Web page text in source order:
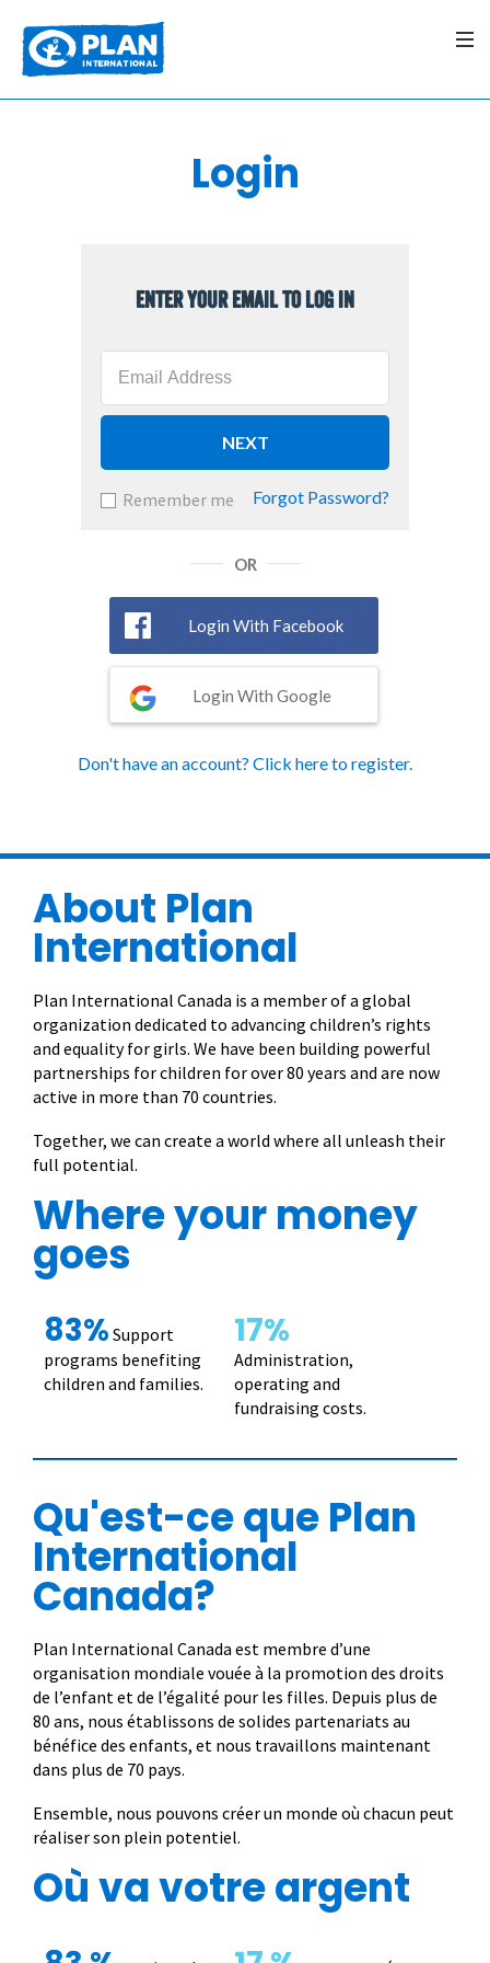
Login
Enter your email to log in
NEXT
Remember me Forgot Password?
OR
Login With Facebook
Login With Google
Don't have an account? Click here to register.
About Plan
International
Plan International Canada is a member of a global
organization dedicated to advancing children’s rights
and equality for girls. We have been building powerful
partnerships for children for over 80 years and are now
active in more than 70 countries.
Together, we can create a world where all unleash their
full potential.
Where your money
goes
83% Support
programs benefiting
children and families.
17%
Administration,
operating and
fundraising costs.
Qu'est-ce que Plan
International
Canada?
Plan International Canada est membre d’une
organisation mondiale vouée à la promotion des droits
de l’enfant et de l’égalité pour les filles. Depuis plus de
80 ans, nous établissons de solides partenariats au
bénéfice des enfants, et nous travaillons maintenant
dans plus de 70 pays.
Ensemble, nous pouvons créer un monde où chacun peut
réaliser son plein potentiel.
Où va votre argent